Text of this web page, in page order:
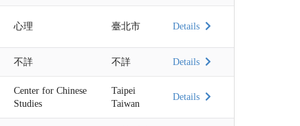
心理 臺北市 Details
不詳 不詳 Details
Center for Chinese
Studies
Taipei
Taiwan
Details